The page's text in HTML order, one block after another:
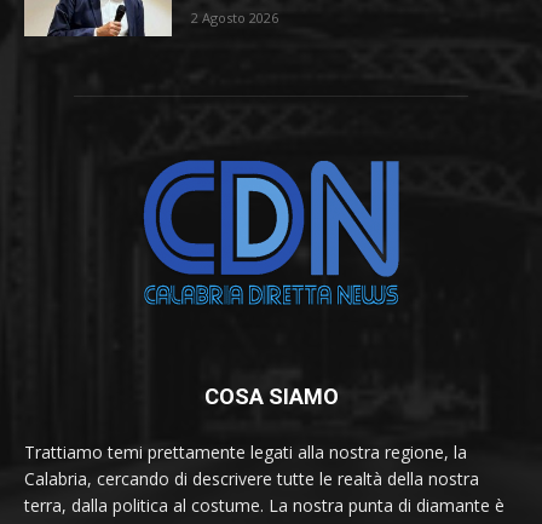
2 Agosto 2026
COSA SIAMO
Trattiamo temi prettamente legati alla nostra regione, la
Calabria, cercando di descrivere tutte le realtà della nostra
terra, dalla politica al costume. La nostra punta di diamante è